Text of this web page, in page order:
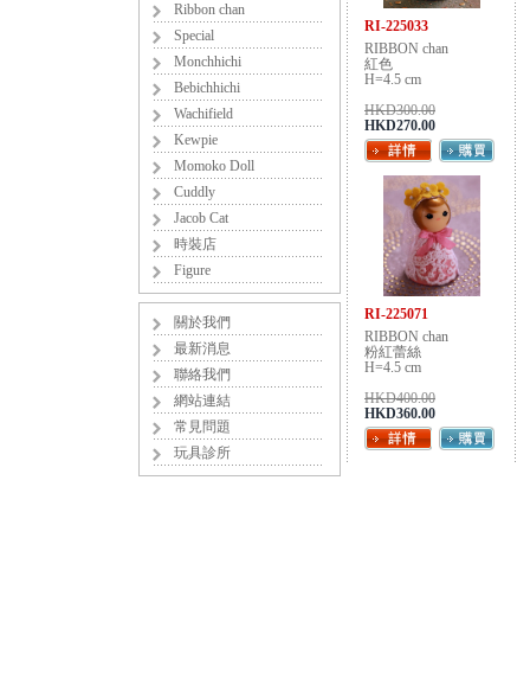
Ribbon chan
Special
Monchhichi
Bebichhichi
Wachifield
Kewpie
Momoko Doll
Cuddly
Jacob Cat
時裝店
Figure
關於我們
最新消息
聯絡我們
網站連結
常見問題
玩具診所
RI-225033
RIBBON chan
紅色
H=4.5 cm
HKD300.00
HKD270.00
RI-225071
RIBBON chan
粉紅蕾絲
H=4.5 cm
HKD400.00
HKD360.00